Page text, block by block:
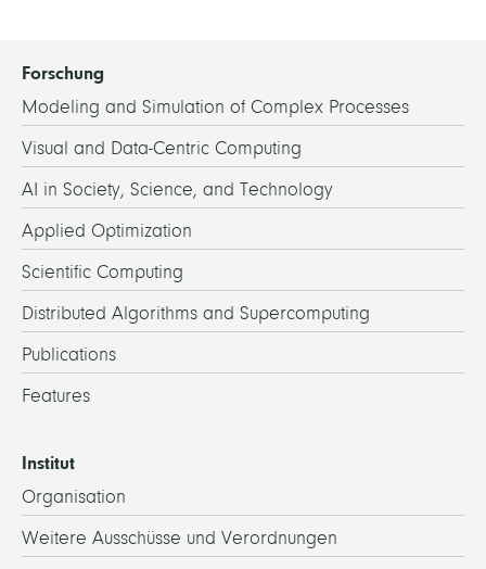
Forschung
Modeling and Simulation of Complex Processes
Visual and Data-Centric Computing
AI in Society, Science, and Technology
Applied Optimization
Scientific Computing
Distributed Algorithms and Supercomputing
Publications
Features
Institut
Organisation
Weitere Ausschüsse und Verordnungen